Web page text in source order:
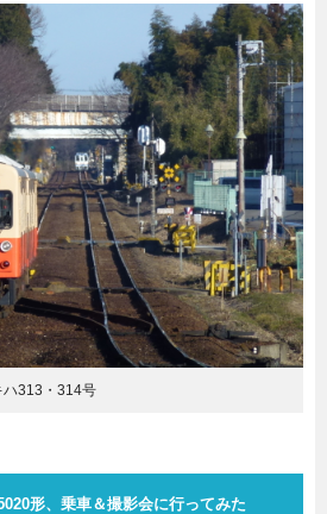
ハ313・314号
形、乗車＆撮影会に行ってみた